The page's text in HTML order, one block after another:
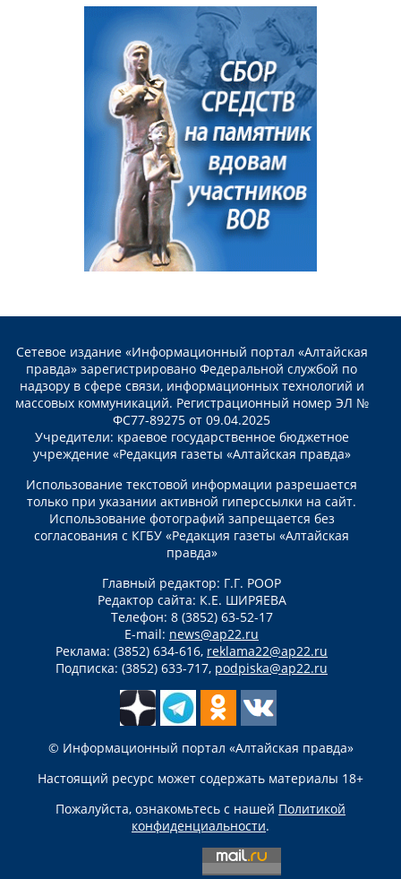
Сетевое издание «Информационный портал «Алтайская
правда» зарегистрировано Федеральной службой по
надзору в сфере связи, информационных технологий и
массовых коммуникаций. Регистрационный номер ЭЛ №
ФС77-89275 от 09.04.2025
Учредители: краевое государственное бюджетное
учреждение «Редакция газеты «Алтайская правда»
Использование текстовой информации разрешается
только при указании активной гиперссылки на сайт.
Использование фотографий запрещается без
согласования с КГБУ «Редакция газеты «Алтайская
правда»
Главный редактор: Г.Г. РООР
Редактор сайта: К.Е. ШИРЯЕВА
Телефон: 8 (3852) 63-52-17
E-mail: news@ap22.ru
Реклама: (3852) 634-616, reklama22@ap22.ru
Подписка: (3852) 633-717, podpiska@ap22.ru
© Информационный портал «Алтайская правда»
Настоящий ресурс может содержать материалы 18+
Пожалуйста, ознакомьтесь с нашей Политикой
конфиденциальности.